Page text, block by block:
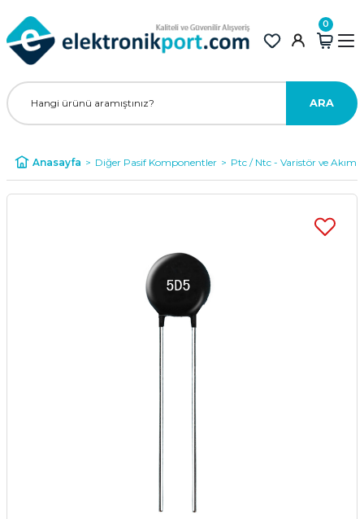
ARA
0
Anasayfa Diğer Pasif Komponentler Ptc / Ntc - Varistör ve Akım